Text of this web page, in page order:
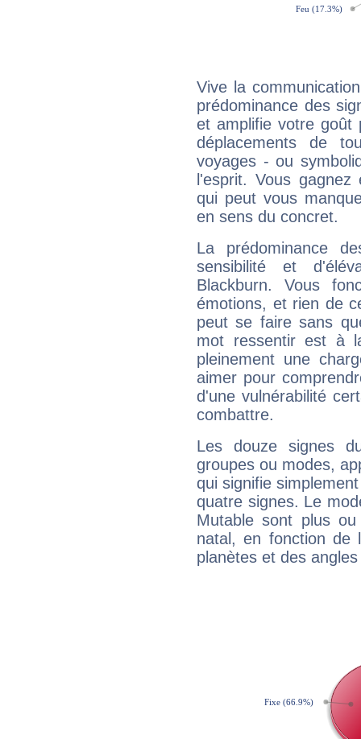
Vive la
prédominance des
et amplifie votre goût
déplacements de
voyages - ou
l'esprit. Vous
qui peut vous
en sens du concret.
La prédominance
sensibilité et
Blackburn. Vous
émotions, et rien de
peut se faire sans
mot ressentir est à
pleinement une
aimer pour
d'une vulnérabilité
combattre.
Les douze signes
groupes ou modes,
qui signifie
quatre signes. Le
Mutable sont plus
natal, en fonction de
planètes et des